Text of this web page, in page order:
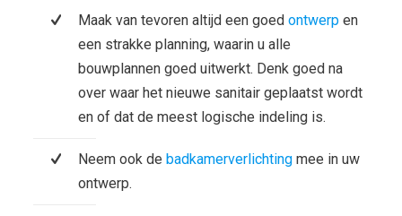
Maak van tevoren altijd een goed ontwerp en
een strakke planning, waarin u alle
bouwplannen goed uitwerkt. Denk goed na
over waar het nieuwe sanitair geplaatst wordt
en of dat de meest logische indeling is.
Neem ook de badkamerverlichtingmee in uw
ontwerp.